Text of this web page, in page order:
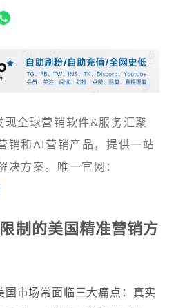
现全球营销软件&服务汇聚
销和AI营销产品，提供一站
决方案。唯一官网：
制的美国精准营销方
国市场常面临三大痛点：真实